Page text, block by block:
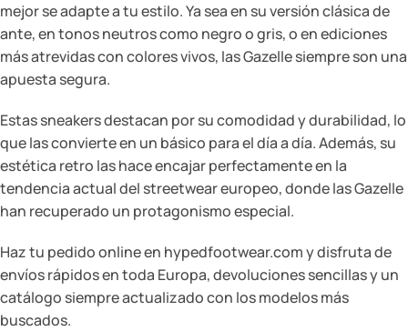
mejor se adapte a tu estilo. Ya sea en su versión clásica de
ante, en tonos neutros como negro o gris, o en ediciones
más atrevidas con colores vivos, las Gazelle siempre son una
apuesta segura.
Estas sneakers destacan por su comodidad y durabilidad, lo
que las convierte en un básico para el día a día. Además, su
estética retro las hace encajar perfectamente en la
tendencia actual del streetwear europeo, donde las Gazelle
han recuperado un protagonismo especial.
Haz tu pedido online en hypedfootwear.com y disfruta de
envíos rápidos en toda Europa, devoluciones sencillas y un
catálogo siempre actualizado con los modelos más
buscados.